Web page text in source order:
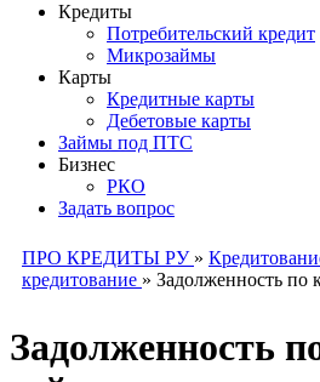
Кредиты
Потребительский кредит
Микрозаймы
Карты
Кредитные карты
Дебетовые карты
Займы под ПТС
Бизнес
РКО
Задать вопрос
ПРО КРЕДИТЫ РУ »
кредитование » Задолженность по
Задолженность